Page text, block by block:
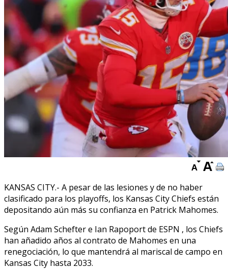
KANSAS CITY.- A pesar de las lesiones y de no haber
clasificado para los playoffs, los Kansas City Chiefs están
depositando aún más su confianza en Patrick Mahomes.
Según Adam Schefter e Ian Rapoport de ESPN , los Chiefs
han añadido años al contrato de Mahomes en una
renegociación, lo que mantendrá al mariscal de campo en
Kansas City hasta 2033.